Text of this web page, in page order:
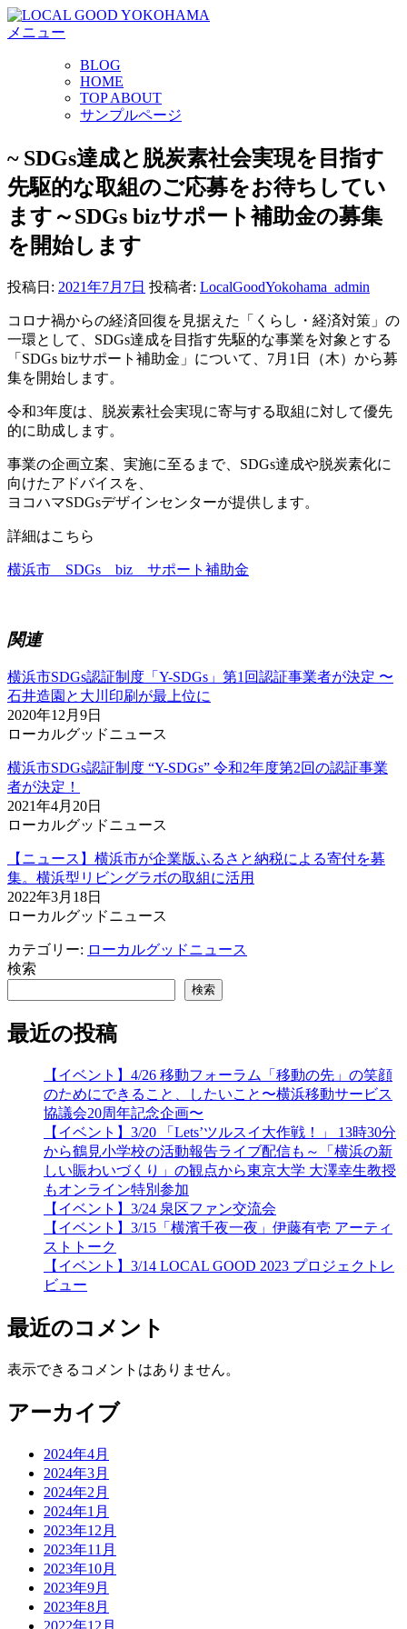
コ
ン
プ
メニュー
BLOG
HOME
TOP ABOUT
サンプルページ
~ SDGs達成と脱炭素社会実現を目指す
先駆的な取組のご応募をお待ちしてい
ます～SDGs bizサポート補助金の募集
を開始します
投稿日: 2021年7月7日 投稿者: LocalGoodYokohama_admin
コロナ禍からの経済回復を見据えた「くらし・経済対策」の
一環として、SDGs達成を目指す先駆的な事業を対象とする
「SDGs bizサポート補助金」について、7月1日（木）から募
集を開始します。
令和3年度は、脱炭素社会実現に寄与する取組に対して優先
的に助成します。
事業の企画立案、実施に至るまで、SDGs達成や脱炭素化に
向けたアドバイスを、
ヨコハマSDGsデザインセンターが提供します。
詳細はこちら
横浜市 SDGs biz サポート補助金
関連
横浜市SDGs認証制度「Y-SDGs」第1回認証事業者が決定 〜
石井造園と大川印刷が最上位に
2020年12月9日
ローカルグッドニュース
横浜市SDGs認証制度 “Y-SDGs” 令和2年度第2回の認証事業
者が決定！
2021年4月20日
ローカルグッドニュース
【ニュース】横浜市が企業版ふるさと納税による寄付を募
集。横浜型リビングラボの取組に活用
2022年3月18日
ローカルグッドニュース
カテゴリー: ローカルグッドニュース
検索
検索
最近の投稿
【イベント】4/26 移動フォーラム「移動の先」の笑顔
のためにできること、したいこと〜横浜移動サービス
協議会20周年記念企画〜
【イベント】3/20 「Lets’ツルスイ大作戦！」 13時30分
から鶴見小学校の活動報告ライブ配信も～「横浜の新
しい賑わいづくり」の観点から東京大学 大澤幸生教授
もオンライン特別参加
【イベント】3/24 泉区ファン交流会
【イベント】3/15「横濱千夜一夜」伊藤有壱 アーティ
ストトーク
【イベント】3/14 LOCAL GOOD 2023 プロジェクトレ
ビュー
最近のコメント
表示できるコメントはありません。
アーカイブ
2024年4月
2024年3月
2024年2月
2024年1月
2023年12月
2023年11月
2023年10月
2023年9月
2023年8月
2022年12月